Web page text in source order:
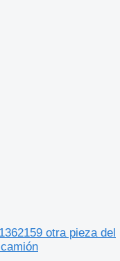
otra pieza del